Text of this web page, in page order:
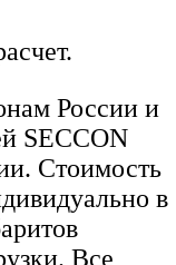
России и
SECCON
Стоимость
в
Все